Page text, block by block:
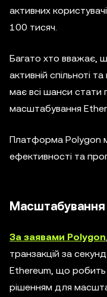
активних
100 тисяч.
Багато хто вважає,
активній спільноті
має всі шанси
масштабування
Платформа Polygon
ефективності та
За заявами Polygon
транзакцій за
Ethereum, що
рішенням для